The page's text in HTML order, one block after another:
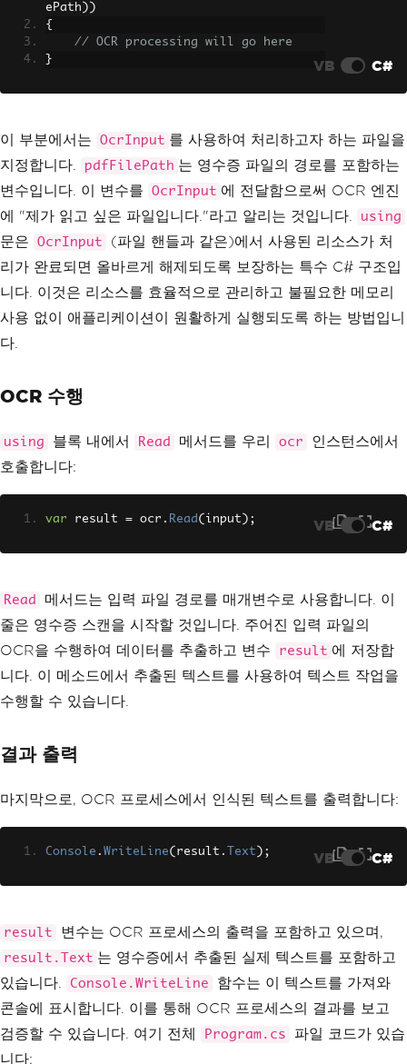
ePath ))
{
// OCR processing will go here
}
VB C#
이 부분에서는 OcrInput 를 사용하여 처리하고자 하는 파일을
지정합니다.
pdfFilePath 는 영수증 파일의 경로를 포함하는
변수입니다. 이 변수를
OcrInput 에 전달함으로써 OCR 엔진
에 "제가 읽고 싶은 파일입니다."라고 알리는 것입니다.
using
문은 OcrInput
(파일 핸들과 같은)에서 사용된 리소스가 처
리가 완료되면 올바르게 해제되도록 보장하는 특수 C# 구조입
니다. 이것은 리소스를 효율적으로 관리하고 불필요한 메모리
사용 없이 애플리케이션이 원활하게 실행되도록 하는 방법입니
다.
OCR 수행
using 블록 내에서 Read 메서드를 우리 ocr
인스턴스에서
호출합니다:
var result = ocr . Read ( input ); VB C#
Read
메서드는 입력 파일 경로를 매개변수로 사용합니다. 이
줄은 영수증 스캔을 시작할 것입니다. 주어진 입력 파일의
OCR을 수행하여 데이터를 추출하고 변수
result 에 저장합
니다. 이 메소드에서 추출된 텍스트를 사용하여 텍스트 작업을
수행할 수 있습니다.
결과 출력
마지막으로, OCR 프로세스에서 인식된 텍스트를 출력합니다:
Console . WriteLine( result . Text ); VB C#
result 변수는 OCR 프로세스의 출력을 포함하고 있으며,
result.Text 는 영수증에서 추출된 실제 텍스트를 포함하고
있습니다.
Console.WriteLine
함수는 이 텍스트를 가져와
콘솔에 표시합니다. 이를 통해 OCR 프로세스의 결과를 보고
검증할 수 있습니다. 여기 전체
Program.cs
파일 코드가 있습
니다: